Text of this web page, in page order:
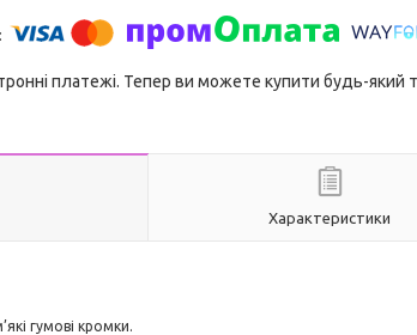
платежі. Тепер ви можете купити будь-який
Характеристики
гумові кромки.